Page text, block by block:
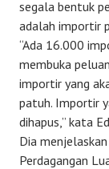
segala bentuk
adalah importir
“Ada 16.000
membuka
importir yang
patuh. Importir
dihapus,” kata
Dia
Perdagangan